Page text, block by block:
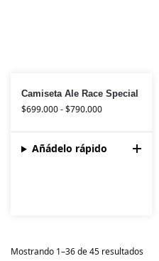
Camiseta Ale Race Special
$699.000-$790.000
Añádelo rápido
Mostrando 1–36 de 45 resultados